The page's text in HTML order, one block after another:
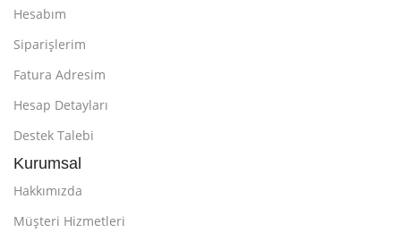
Hesabım
Siparişlerim
Fatura Adresim
Hesap Detayları
Destek Talebi
Kurumsal
Hakkımızda
Müşteri Hizmetleri